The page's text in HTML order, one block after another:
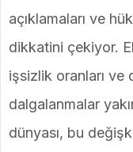
açıklamaları ve
dikkatini çekiyor.
işsizlik oranları ve
dalgalanmalar
dünyası, bu